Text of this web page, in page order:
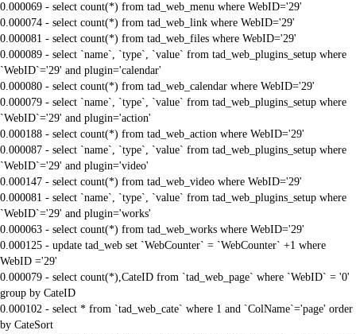
0.000069 - select count(*) from tad_web_menu where WebID='29'
0.000074 - select count(*) from tad_web_link where WebID='29'
0.000081 - select count(*) from tad_web_files where WebID='29'
0.000089 - select `name`, `type`, `value` from tad_web_plugins_setup where
`WebID`='29' and plugin='calendar'
0.000080 - select count(*) from tad_web_calendar where WebID='29'
0.000079 - select `name`, `type`, `value` from tad_web_plugins_setup where
`WebID`='29' and plugin='action'
0.000188 - select count(*) from tad_web_action where WebID='29'
0.000087 - select `name`, `type`, `value` from tad_web_plugins_setup where
`WebID`='29' and plugin='video'
0.000147 - select count(*) from tad_web_video where WebID='29'
0.000081 - select `name`, `type`, `value` from tad_web_plugins_setup where
`WebID`='29' and plugin='works'
0.000063 - select count(*) from tad_web_works where WebID='29'
0.000125 - update tad_web set `WebCounter` = `WebCounter` +1 where
WebID ='29'
0.000079 - select count(*),CateID from `tad_web_page` where `WebID` = '0'
group by CateID
0.000102 - select * from `tad_web_cate` where 1 and `ColName`='page' order
by CateSort